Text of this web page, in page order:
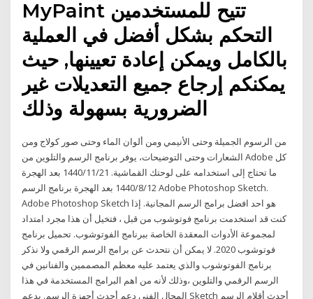
MyPaint تتيح للمستخدمين
التحكم بشكل أفضل في العملية
بالكامل ويمكن إعادة تعيينها, حيث
يمكنكم إرجاع جميع التعديلات غير
الضرورية بسهولة وذلك
من الرسوم الجميلة وحتى الأنيمي ومن ألوان الماء وحتى صور كولاج ومن
الشعارات وحتى التوضيحات، يوفر برنامج الرسم والتلوين من Adobe كل
ما تحتاج إلى استخدامه على لوحتك القماشية. 21‏‏/11‏‏/1440 بعد الهجرة
12‏‏/8‏‏/1440 بعد الهجرة برنامج الرسم Adobe Photoshop Sketch.
Adobe Photoshop Sketch هو احد افضل برامج الرسم المجانية. إذا
كنت قد استخدمت برنامج فوتوشوب من قبل ، فتخيل أن هذا مجرد امتداد
لمجموعة الأدوات المعقدة الخاصة ببرنامج الفوتوشوب. تحميل برنامج
فوتوشوب 2020. لا يمكن أن نتحدث عن برامج الرسم الرقمي ولا نذكر
برنامج الفوتوشوب والذي يعتمد عليه معظم المصممين والفنانين في
الرسم الرقمي والتلوين ،وذلك لأنه من اهم البرامج المستخدمة في هذا
المجال الفني دعم أحدث أجهزة الرسم. يدعم Sketch أحدث أقلام الرسم